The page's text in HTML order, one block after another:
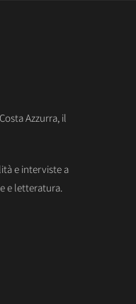
Azzurra, il
e interviste a
e letteratura.